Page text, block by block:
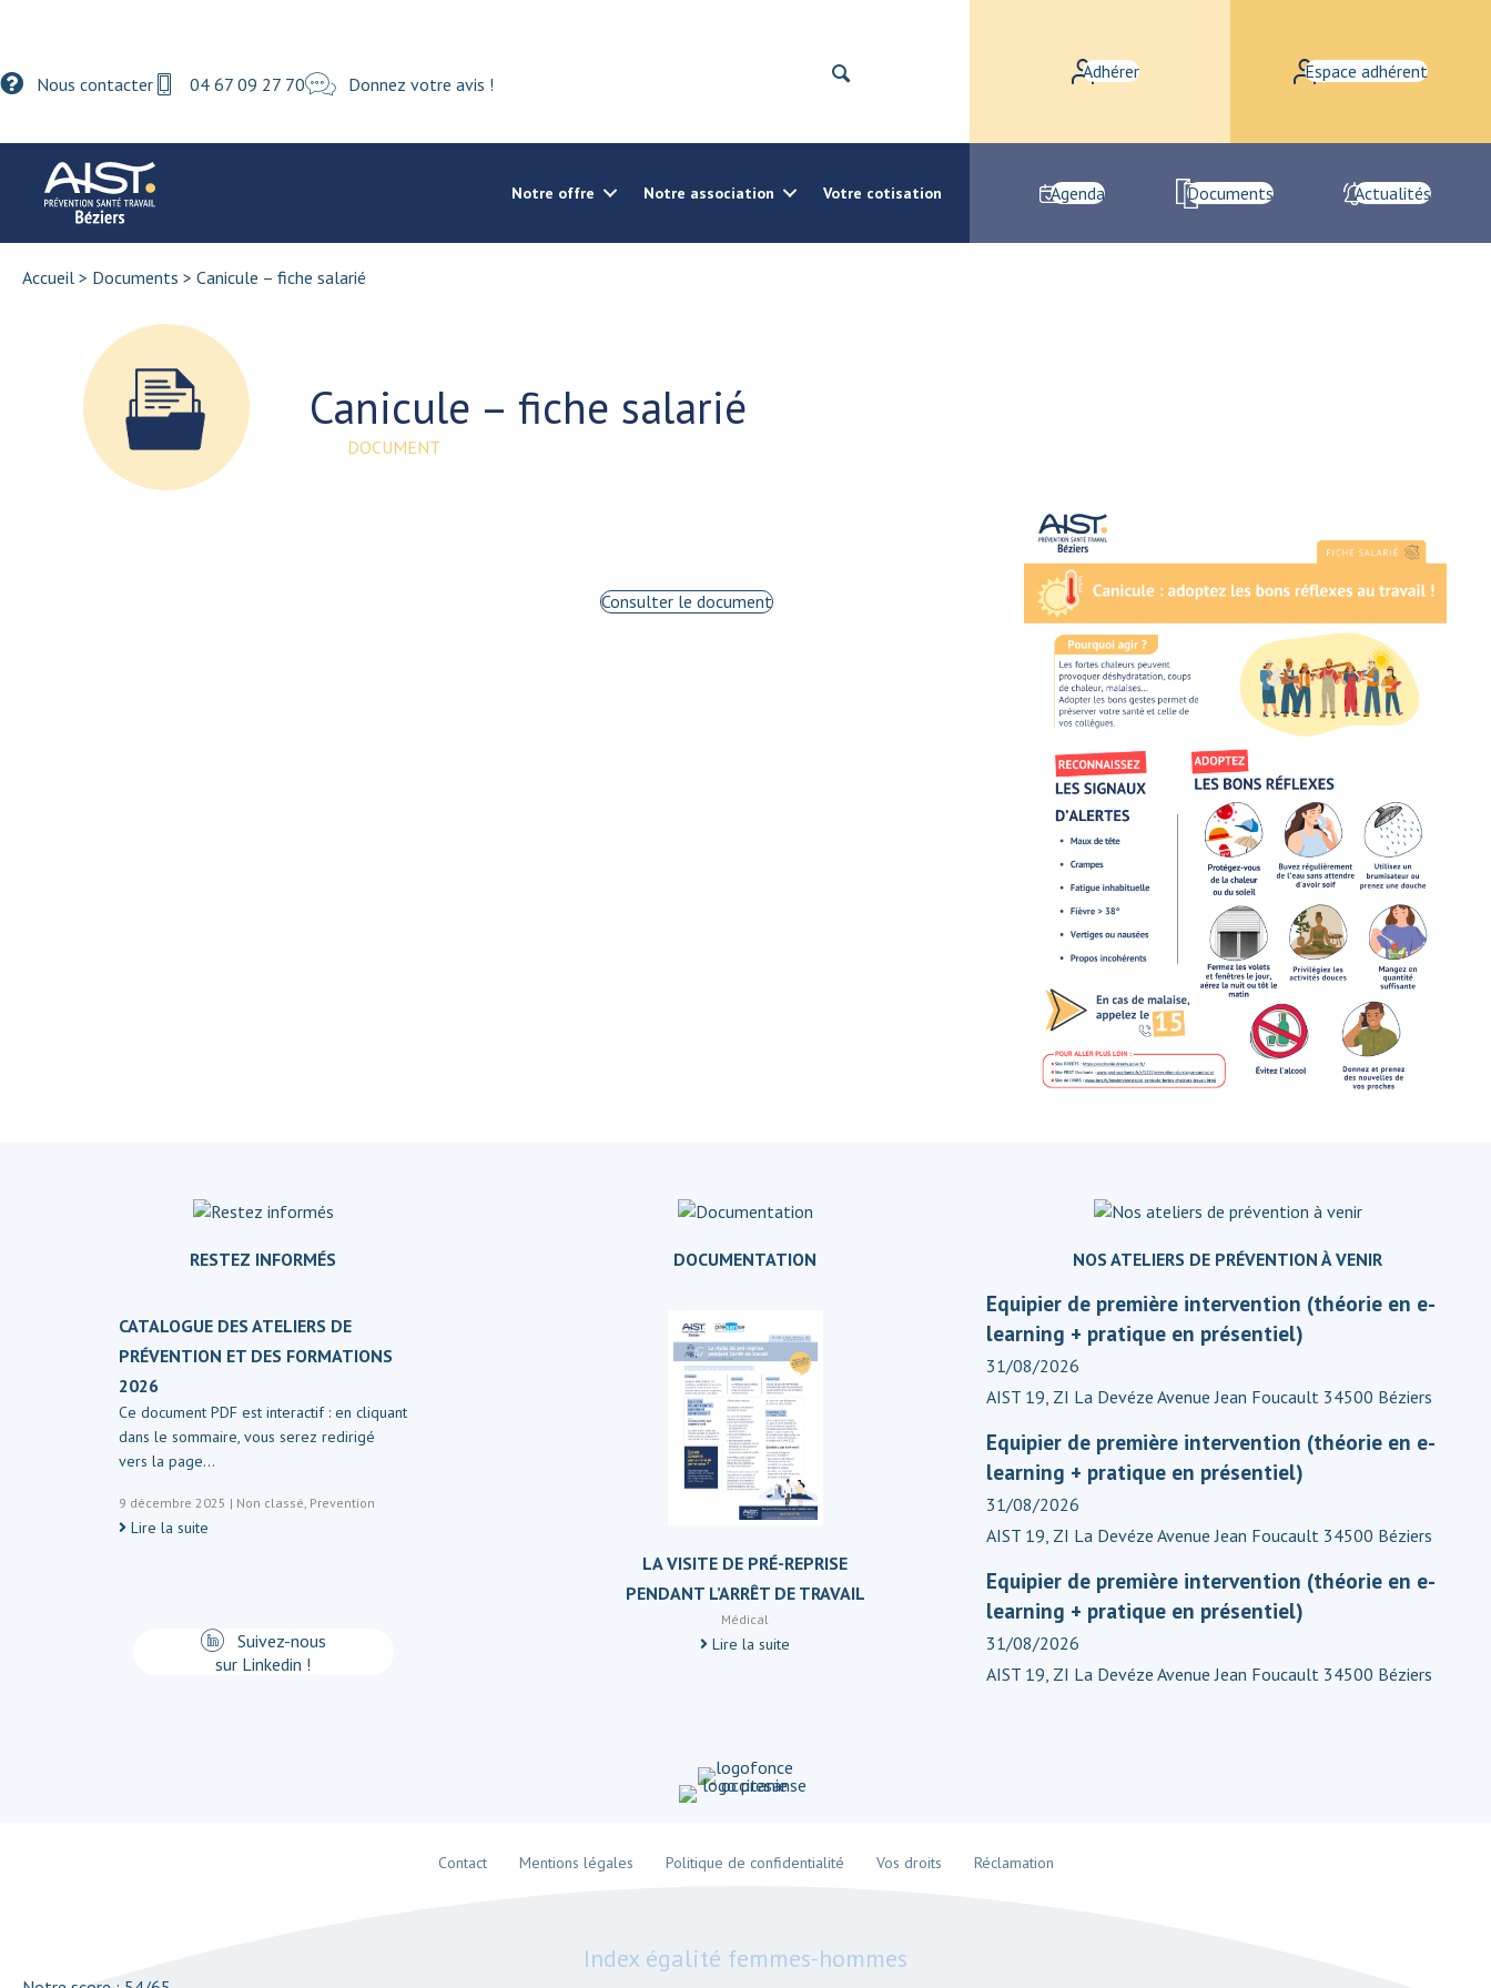
Nous contacter 04 67 09 27 70 Donnez votre avis !
Adhérer Espace adhérent
Notre offre Notre association Votre cotisation Agenda Documents Actualités
Accueil > Documents > Canicule – fiche salarié
Canicule – fiche salarié
DOCUMENT
Consulter le document
RESTEZ INFORMÉS
CATALOGUE DES ATELIERS DE
PRÉVENTION ET DES FORMATIONS
2026
Ce document PDF est interactif : en cliquant
dans le sommaire, vous serez redirigé
vers la page…
9 décembre 2025 | Non classé, Prevention
Lire la suite
Suivez-nous
sur Linkedin !
DOCUMENTATION
LA VISITE DE PRÉ-REPRISE
PENDANT L’ARRÊT DE TRAVAIL
Médical
Lire la suite
NOS ATELIERS DE PRÉVENTION À VENIR
Equipier de première intervention (théorie en e-
learning + pratique en présentiel)
31/08/2026
AIST 19, ZI La Devéze Avenue Jean Foucault 34500 Béziers
Equipier de première intervention (théorie en e-
learning + pratique en présentiel)
31/08/2026
AIST 19, ZI La Devéze Avenue Jean Foucault 34500 Béziers
Equipier de première intervention (théorie en e-
learning + pratique en présentiel)
31/08/2026
AIST 19, ZI La Devéze Avenue Jean Foucault 34500 Béziers
Contact Mentions légales Politique de confidentialité Vos droits Réclamation
Index égalité femmes-hommes